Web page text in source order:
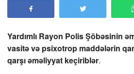
Yardımlı Rayon Polis Şöbəsinin
vasitə və psixotrop maddələrin
qarşı əməliyyat keçiriblər.